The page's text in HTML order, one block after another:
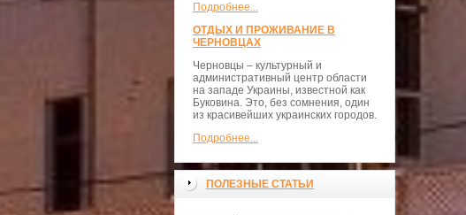
Подробнее...
ОТДЫХ И ПРОЖИВАНИЕ В
ЧЕРНОВЦАХ
Черновцы – культурный и
административный центр области
на западе Украины, известной как
Буковина. Это, без сомнения, один
из красивейших украинских городов.
Подробнее...
ПОЛЕЗНЫЕ СТАТЬИ